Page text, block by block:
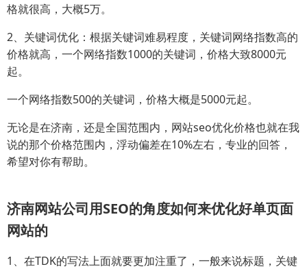
格就很高，大概5万。
2、关键词优化：根据关键词难易程度，关键词网络指数高的
价格就高，一个网络指数1000的关键词，价格大致8000元
起。
一个网络指数500的关键词，价格大概是5000元起。
无论是在济南，还是全国范围内，网站seo优化价格也就在我
说的那个价格范围内，浮动偏差在10%左右，专业的回答，
希望对你有帮助。
济南网站公司用SEO的角度如何来优化好单页面
网站的
1、在TDK的写法上面就要更加注重了，一般来说标题，关键